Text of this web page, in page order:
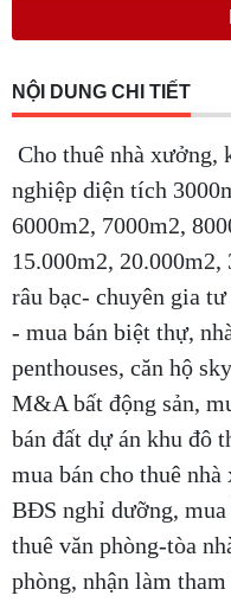
NỘI DUNG CHI TIẾT
Cho thuê nhà xưởng,
nghiệp diện tích
6000m2, 7000m2,
15.000m2,
râu bạc- chuyên gia
- mua bán biệt thự,
penthouses, căn hộ
M&A bất động sản,
bán đất dự án khu đô
mua bán cho thuê
BĐS nghỉ dưỡng, mua
thuê văn phòng-tòa
phòng, nhận làm